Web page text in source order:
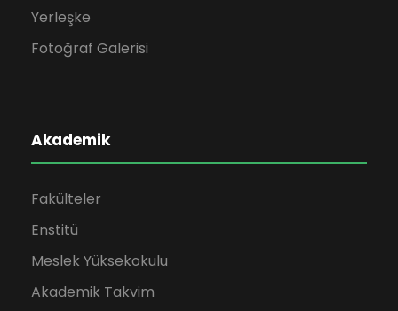
Yerleşke
Fotoğraf Galerisi
Akademik
Fakülteler
Enstitü
Meslek Yüksekokulu
Akademik Takvim